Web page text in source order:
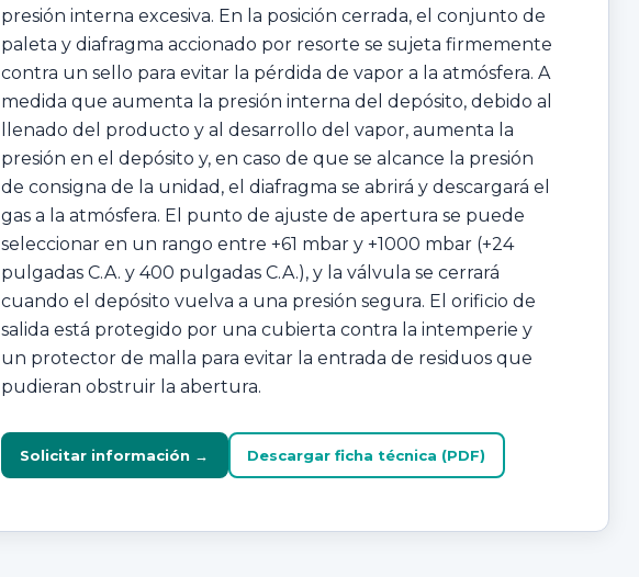
presión interna excesiva. En la posición cerrada, el conjunto de
paleta y diafragma accionado por resorte se sujeta firmemente
contra un sello para evitar la pérdida de vapor a la atmósfera. A
medida que aumenta la presión interna del depósito, debido al
llenado del producto y al desarrollo del vapor, aumenta la
presión en el depósito y, en caso de que se alcance la presión
de consigna de la unidad, el diafragma se abrirá y descargará el
gas a la atmósfera. El punto de ajuste de apertura se puede
seleccionar en un rango entre +61 mbar y +1000 mbar (+24
pulgadas C.A. y 400 pulgadas C.A.), y la válvula se cerrará
cuando el depósito vuelva a una presión segura. El orificio de
salida está protegido por una cubierta contra la intemperie y
un protector de malla para evitar la entrada de residuos que
pudieran obstruir la abertura.
Solicitar información → Descargar ficha técnica (PDF)